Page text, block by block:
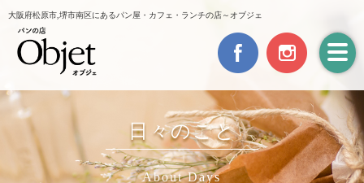
大阪府松原市,堺市南区にあるパン屋・カフェ・ランチの店～オブジェ
日々のこと
About Days